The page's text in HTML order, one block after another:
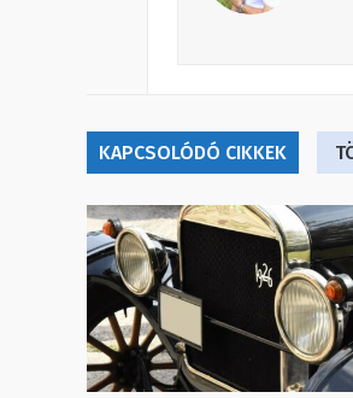
KAPCSOLÓDÓ CIKKEK